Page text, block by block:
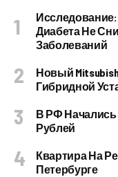
Диабета Не
Заболеваний
Новый
Гибридной
В РФ Начались
Рублей
Квартира На
Петербурге